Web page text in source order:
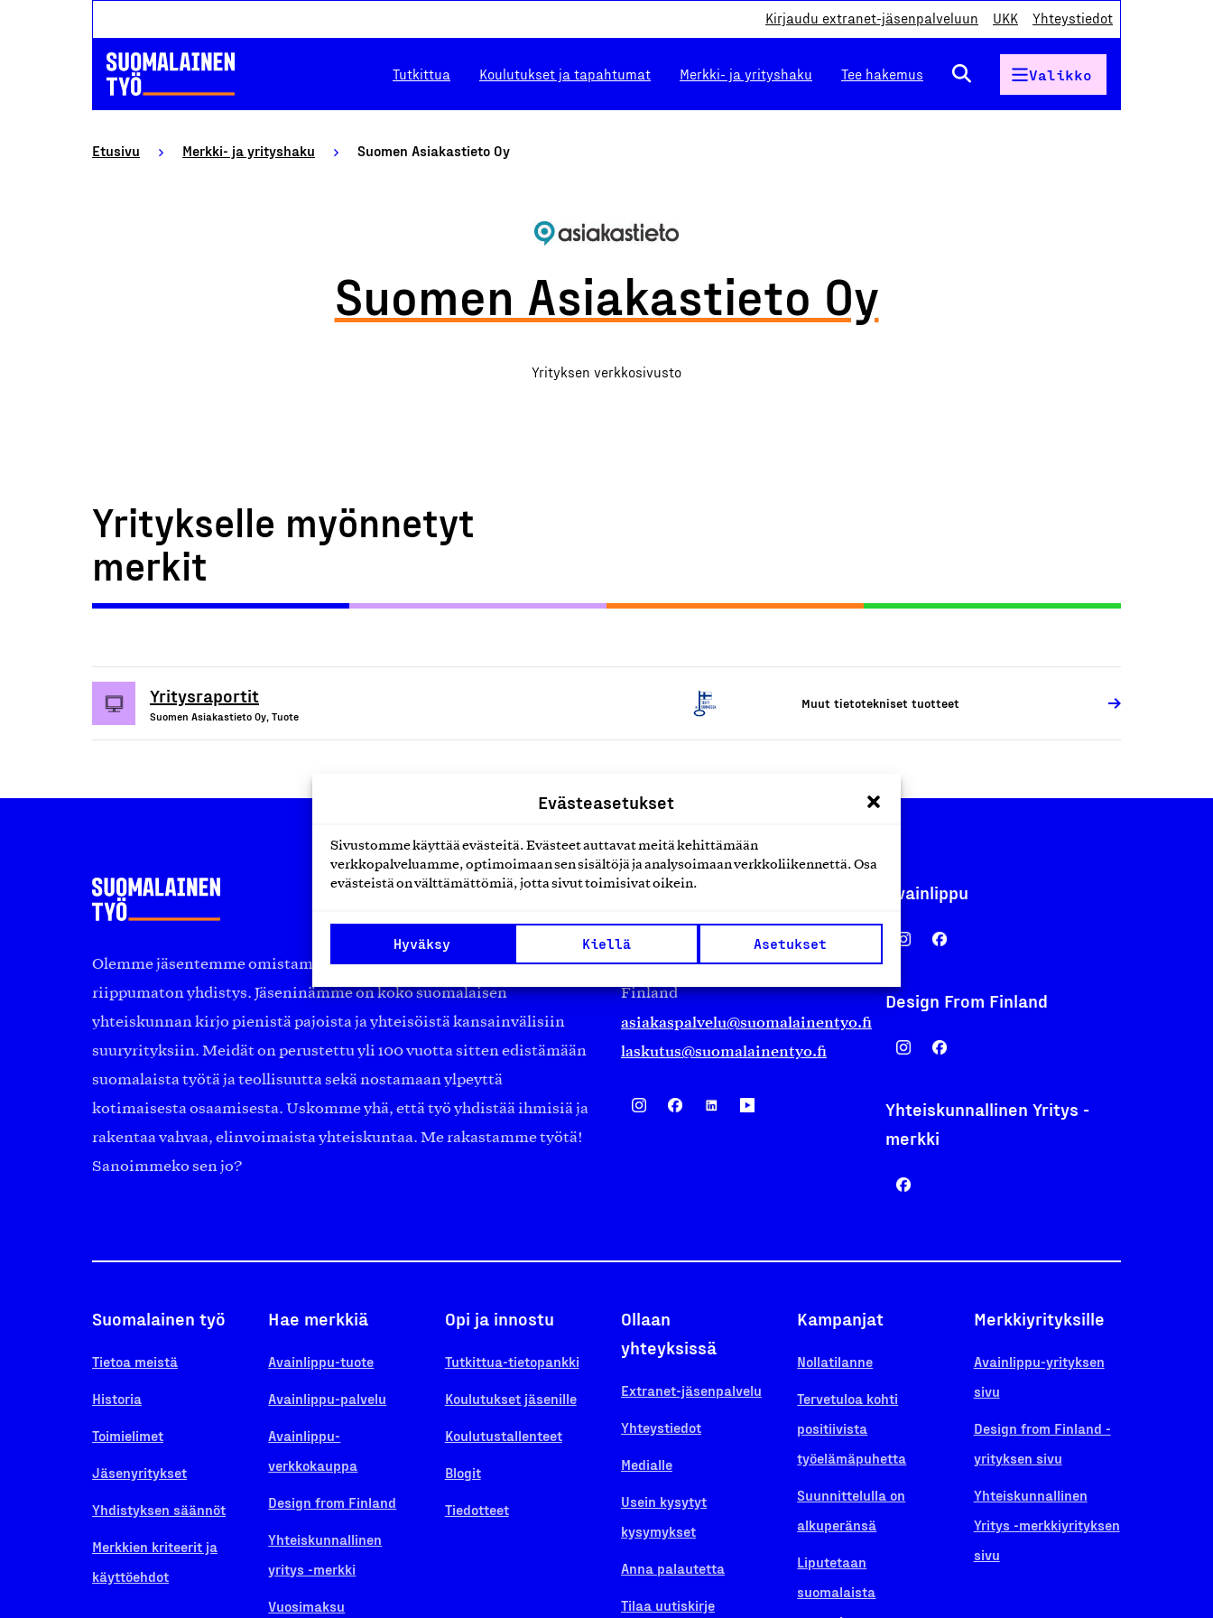
Evästeasetukset
Sivustomme käyttää evästeitä. Evästeet auttavat meitä kehittämään
verkkopalveluamme, optimoimaan sen sisältöjä ja analysoimaan verkkoliikennettä. Osa
evästeistä on välttämättömiä, jotta sivut toimisivat oikein.
Hyväksy Kiellä Asetukset
Kirjaudu extranet-jäsenpalveluun UKK Yhteystiedot
Tutkittua Koulutukset ja tapahtumat Merkki- ja yrityshaku Tee hakemus Valikko
Etusivu Merkki- ja yrityshaku Suomen Asiakastieto Oy
Suomen Asiakastieto Oy
Yrityksen verkkosivusto
Yritykselle myönnetyt
merkit
Yritysraportit
Suomen Asiakastieto Oy, Tuote
Muut tietotekniset tuotteet
Olemme jäsentemme omistama puolueeton, työmarkkinajärjestöistä
riippumaton yhdistys. Jäseninämme on koko suomalaisen
yhteiskunnan kirjo pienistä pajoista ja yhteisöistä kansainvälisiin
suuryrityksiin. Meidät on perustettu yli 100 vuotta sitten edistämään
suomalaista työtä ja teollisuutta sekä nostamaan ylpeyttä
kotimaisesta osaamisesta. Uskomme yhä, että työ yhdistää ihmisiä ja
rakentaa vahvaa, elinvoimaista yhteiskuntaa. Me rakastamme työtä!
Sanoimmeko sen jo?
Suomalainen työ ry
00130 Helsinki
Finland
asiakaspalvelu@suomalainentyo.fi
laskutus@suomalainentyo.fi
Avainlippu
Design From Finland
Yhteiskunnallinen Yritys -
merkki
Suomalainen työ
Tietoa meistä
Historia
Toimielimet
Jäsenyritykset
Yhdistyksen säännöt
Merkkien kriteerit ja
käyttöehdot
Hae merkkiä
Avainlippu-tuote
Avainlippu-palvelu
Avainlippu-
verkkokauppa
Design from Finland
Yhteiskunnallinen
yritys -merkki
Vuosimaksu
Opi ja innostu
Tutkittua-tietopankki
Koulutukset jäsenille
Koulutustallenteet
Blogit
Tiedotteet
Ollaan
yhteyksissä
Extranet-jäsenpalvelu
Yhteystiedot
Medialle
Usein kysytyt
kysymykset
Anna palautetta
Tilaa uutiskirje
Kampanjat
Nollatilanne
Tervetuloa kohti
positiivista
työelämäpuhetta
Suunnittelulla on
alkuperänsä
Liputetaan
suomalaista
Merkkiyrityksille
Avainlippu-yrityksen
sivu
Design from Finland -
yrityksen sivu
Yhteiskunnallinen
Yritys -merkkiyrityksen
sivu